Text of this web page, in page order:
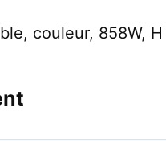
couleur, 858W,